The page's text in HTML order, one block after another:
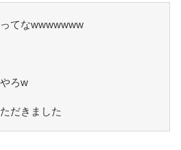
てなwwwwwww
ろw
だきました